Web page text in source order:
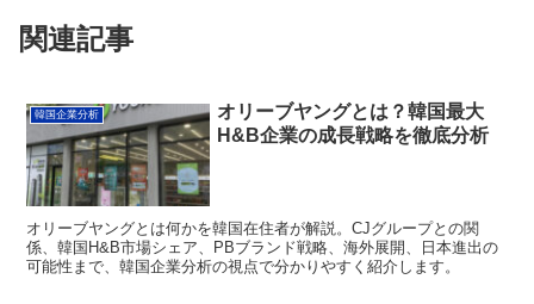
関連記事
韓国企業分析
オリーブヤングとは？韓国最大
H&B企業の成長戦略を徹底分析
オリーブヤングとは何かを韓国在住者が解説。CJグループとの関
係、韓国H&B市場シェア、PBブランド戦略、海外展開、日本進出の
可能性まで、韓国企業分析の視点で分かりやすく紹介します。